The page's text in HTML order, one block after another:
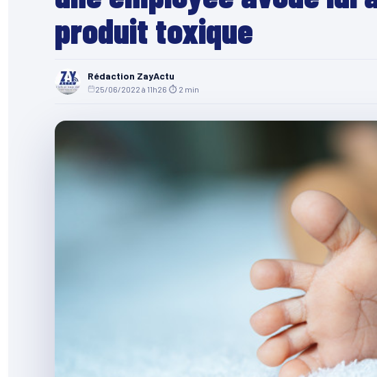
produit toxique
Rédaction ZayActu
25/06/2022 à 11h26 ⏱ 2 min